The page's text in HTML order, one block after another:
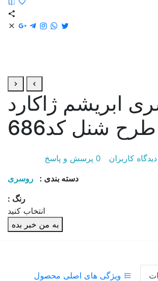
ابریشم ژاکارد
طرح شنل کد686
دیدگاه کاربران 0 پرسش و پاسخ
دسته بندی :
روسری
رنگ :
انتخاب کنید
به من خبر بده
ویژگی های اصلی محصول